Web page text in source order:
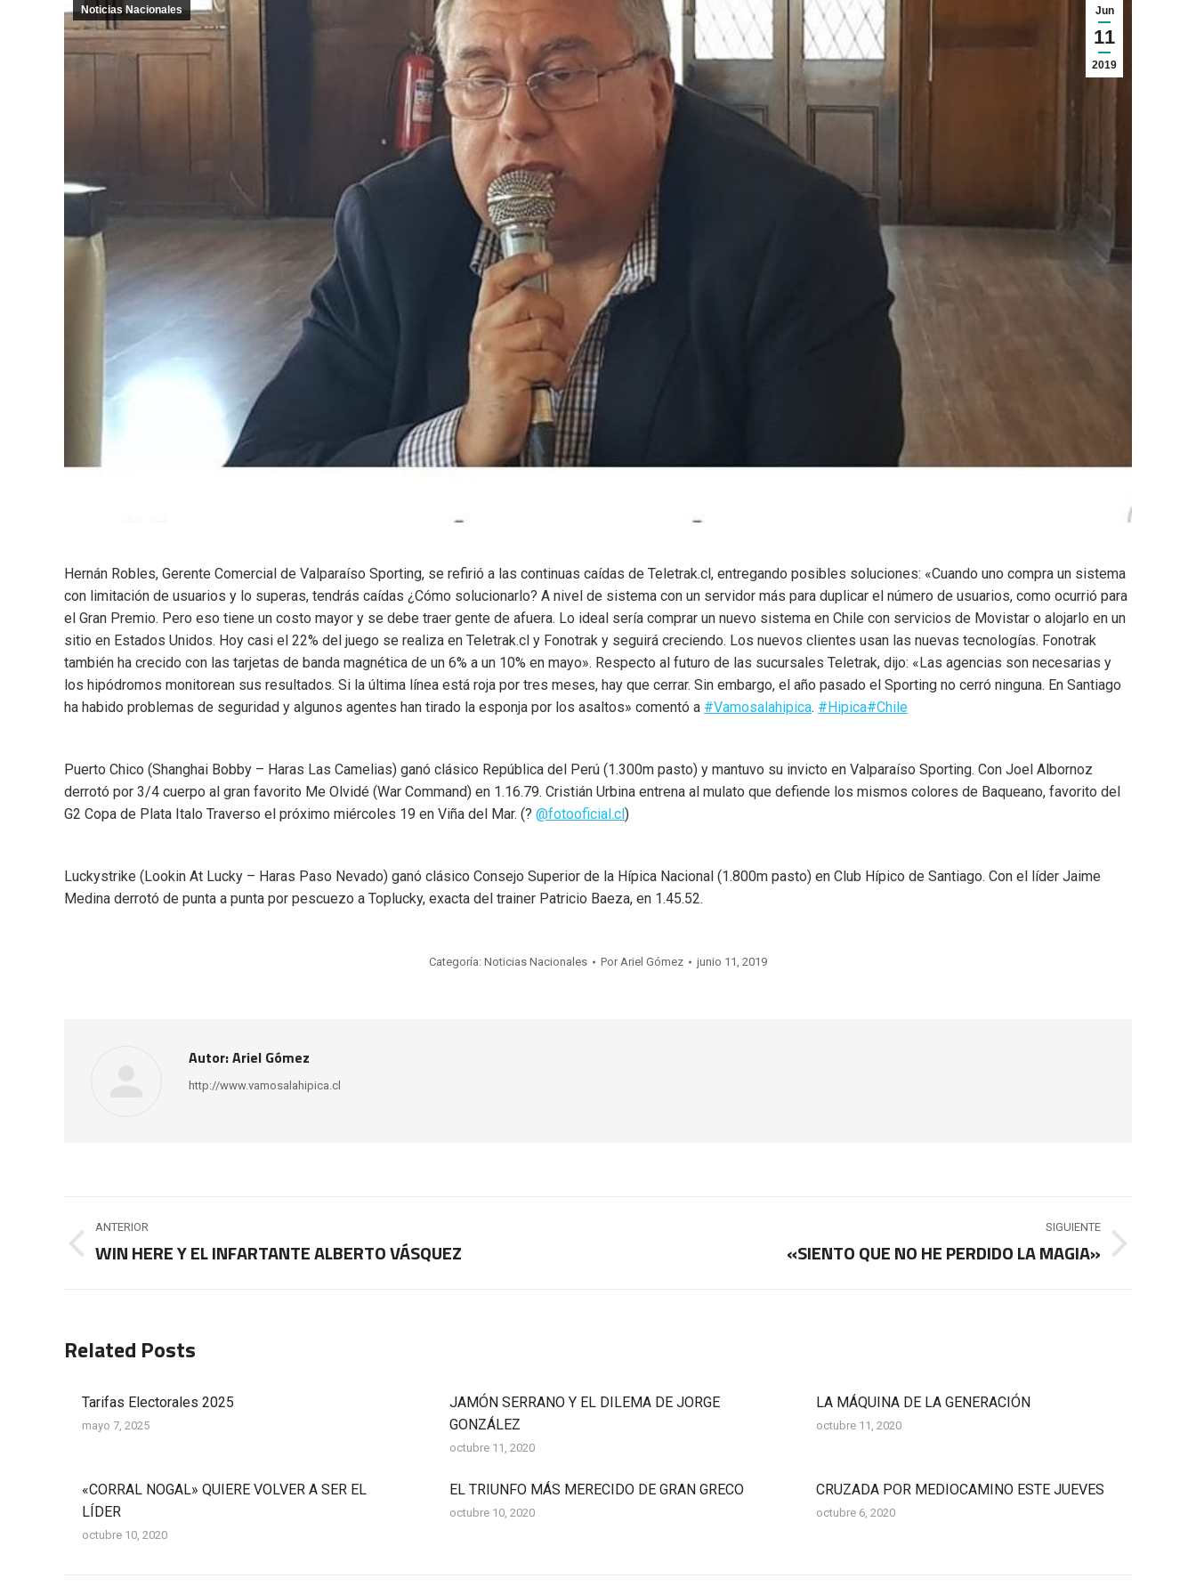
Jun
11
2019
Noticias Nacionales
Hernán Robles, Gerente Comercial de Valparaíso Sporting, se refirió a las continuas caídas de Teletrak.cl, entregando posibles soluciones: «Cuando uno compra un sistema
con limitación de usuarios y lo superas, tendrás caídas ¿Cómo solucionarlo? A nivel de sistema con un servidor más para duplicar el número de usuarios, como ocurrió para
el Gran Premio. Pero eso tiene un costo mayor y se debe traer gente de afuera. Lo ideal sería comprar un nuevo sistema en Chile con servicios de Movistar o alojarlo en un
sitio en Estados Unidos. Hoy casi el 22% del juego se realiza en Teletrak.cl y Fonotrak y seguirá creciendo. Los nuevos clientes usan las nuevas tecnologías. Fonotrak
también ha crecido con las tarjetas de banda magnética de un 6% a un 10% en mayo». Respecto al futuro de las sucursales Teletrak, dijo: «Las agencias son necesarias y
los hipódromos monitorean sus resultados. Si la última línea está roja por tres meses, hay que cerrar. Sin embargo, el año pasado el Sporting no cerró ninguna. En Santiago
ha habido problemas de seguridad y algunos agentes han tirado la esponja por los asaltos» comentó a #Vamosalahipica. #Hipica#Chile
Puerto Chico (Shanghai Bobby – Haras Las Camelias) ganó clásico República del Perú (1.300m pasto) y mantuvo su invicto en Valparaíso Sporting. Con Joel Albornoz
derrotó por 3/4 cuerpo al gran favorito Me Olvidé (War Command) en 1.16.79. Cristián Urbina entrena al mulato que defiende los mismos colores de Baqueano, favorito del
G2 Copa de Plata Italo Traverso el próximo miércoles 19 en Viña del Mar. (? @fotooficial.cl )
Luckystrike (Lookin At Lucky – Haras Paso Nevado) ganó clásico Consejo Superior de la Hípica Nacional (1.800m pasto) en Club Hípico de Santiago. Con el líder Jaime
Medina derrotó de punta a punta por pescuezo a Toplucky, exacta del trainer Patricio Baeza, en 1.45.52.
Categoría: Noticias Nacionales PorAriel Gómez junio 11, 2019
Autor:Ariel Gómez
http://www.vamosalahipica.cl
Navegación
entre
ANTERIOR
Publicación
WIN HERE Y EL INFARTANTE ALBERTO VÁSQUEZ
SIGUIENTE
«SIENTO QUE NO HE PERDIDO LA MAGIA»
Related Posts
Tarifas Electorales 2025
mayo 7, 2025
JAMÓN SERRANO Y EL DILEMA DE JORGE
GONZÁLEZ
octubre 11, 2020
LA MÁQUINA DE LA GENERACIÓN
octubre 11, 2020
«CORRAL NOGAL» QUIERE VOLVER A SER EL
LÍDER
octubre 10, 2020
EL TRIUNFO MÁS MERECIDO DE GRAN GRECO
octubre 10, 2020
CRUZADA POR MEDIOCAMINO ESTE JUEVES
octubre 6, 2020